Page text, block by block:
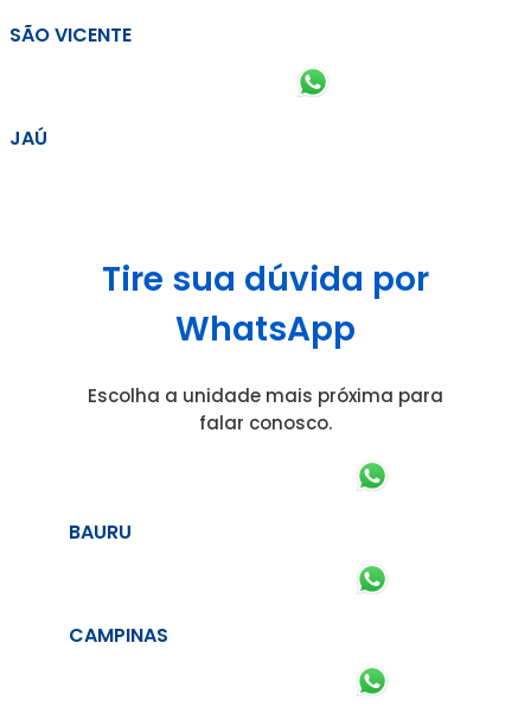
SÃO VICENTE
JAÚ
Tire sua dúvida por
WhatsApp
Escolha a unidade mais próxima para
falar conosco.
BAURU
CAMPINAS